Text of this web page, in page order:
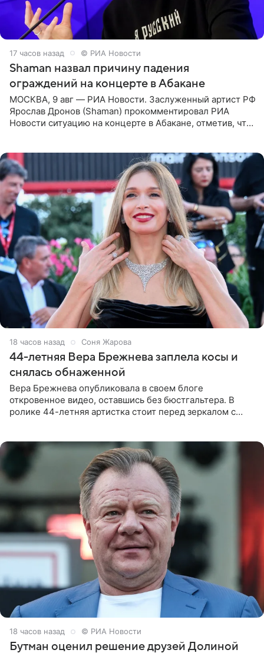
17 часов назад © РИА Новости
Shaman назвал причину падения
ограждений на концерте в Абакане
МОСКВА, 9 авг — РИА Новости. Заслуженный артист РФ
Ярослав Дронов (Shaman) прокомментировал РИА
Новости ситуацию на концерте в Абакане, отметив, что
18 часов назад Соня Жарова
44-летняя Вера Брежнева заплела косы и
снялась обнаженной
Вера Брежнева опубликовала в своем блоге
откровенное видео, оставшись без бюстгальтера. В
ролике 44-летняя артистка стоит перед зеркалом с
18 часов назад © РИА Новости
Бутман оценил решение друзей Долиной